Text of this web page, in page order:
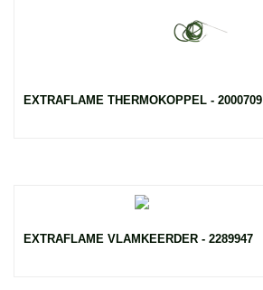
EXTRAFLAME THERMOKOPPEL - 2000709
EXTRAFLAME VLAMKEERDER - 2289947